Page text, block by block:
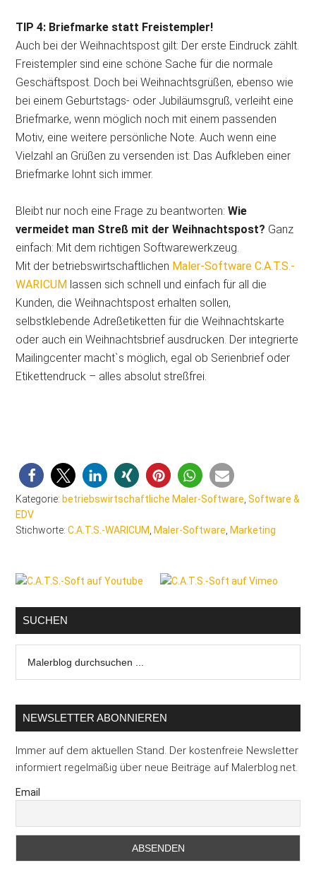
TIP 4: Briefmarke statt Freistempler!
Auch bei der Weihnachtspost gilt: Der erste Eindruck zählt.
Freistempler sind eine schöne Sache für die normale
Geschäftspost. Doch bei Weihnachtsgrüßen, ebenso wie
bei einem Geburtstags- oder Jubiläumsgruß, verleiht eine
Briefmarke, wenn möglich noch mit einem passenden
Motiv, eine weitere persönliche Note. Auch wenn eine
Vielzahl an Grüßen zu versenden ist: Das Aufkleben einer
Briefmarke lohnt sich immer.
Bleibt nur noch eine Frage zu beantworten:Wie
vermeidet man Streß mit der Weihnachtspost? Ganz
einfach: Mit dem richtigen Softwarewerkzeug.
Mit der betriebswirtschaftlichen Maler-Software C.A.T.S.-
WARICUM lassen sich schnell und einfach für all die
Kunden, die Weihnachtspost erhalten sollen,
selbstklebende Adreßetiketten für die Weihnachtskarte
oder auch ein Weihnachtsbrief ausdrucken. Der integrierte
Mailingcenter macht`s möglich, egal ob Serienbrief oder
Etikettendruck – alles absolut streßfrei.
Kategorie: betriebswirtschaftliche Maler-Software ,Software &
EDV
Stichworte:C.A.T.S.-WARICUM Maler-Software Marketing
Seitenspalte
SUCHEN
durchsuchen
NEWSLETTER ABONNIEREN
Immer auf dem aktuellen Stand. Der kostenfreie Newsletter
informiert regelmäßig über neue Beiträge auf Malerblog.net.
Email